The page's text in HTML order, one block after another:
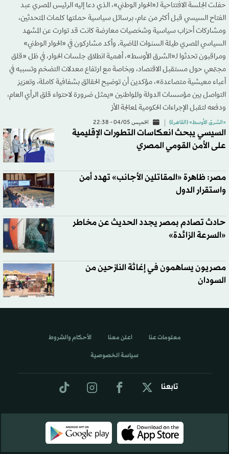
حفلت الجلسة الافتتاحية لـ«الحوار الوطني»، الذي دعا إليه الرئيس المصري عبد
الفتاح السيسي قبل أكثر من عام، برسائل سياسية حملتها كلمات المتحدثين،
ومشاركات أحزاب سياسية وشخصيات معارضة كانت قد توارت عن المشهد
السياسي المصري طيلة السنوات الماضية. وأكد مشاركون في «الحوار الوطني»
ومراقبون تحدثوا لـ«الشرق الأوسط»، أهمية انطلاق جلسات الحوار، في ظل «قلق
مجتمعي حول مستقبل الاقتصاد، وبخاصة مع ارتفاع معدلات التضخم وتسببه في
أعباء معيشية متصاعدة»، مؤكدين أن توضيح الحقائق بشفافية كاملة، وتعزيز
التواصل بين مؤسسات الدولة والمواطنين «يمثل ضرورة لاحتواء قلق الرأي العام،
ودفعه لتقبل الإجراءات الحكومية لمعالجة الأز
«الشرق الأوسط» (القاهرة) الخميس 04/05 - 22:38
السيسي يبحث انعكاسات التطورات الإقليمية
على الأمن القومي المصري
مصر: ظاهرة «المقاتلين الأجانب» تهدد أمن
واستقرار الدول
حادث تصادم بمصر يجدد الحديث عن مخاطر
«السرعة الزائدة»
مصريون يساهمون في إغاثة النازحين من
السودان
تابعنا
معلومات عنا اعلن معنا الأحكام والشروط
سياسة الخصوصية